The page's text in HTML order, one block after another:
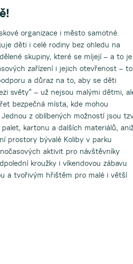
organizace i město samotné.
děti i celé rodiny bez ohledu na
skupiny, které se míjejí – a to je
zařízení i jejich otevřenost – to
a důraz na to, aby se děti
světy“ – už nejsou malými dětmi,
bezpečná místa, kde mohou
z oblíbených možností jsou
kartonu a dalších materiálů,
prostory bývalé Koliby v parku
aktivit pro návštěvníky
kroužky i víkendovou zábavu
a tvořivým hřištěm pro malé i větší